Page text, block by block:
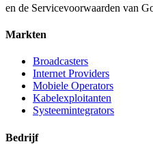
en de Servicevoorwaarden van
Markten
Broadcasters
Internet Providers
Mobiele Operators
Kabelexploitanten
Systeemintegrators
Bedrijf